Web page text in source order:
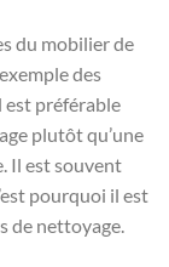
du mobilier de
des
est préférable
plutôt qu’une
Il est souvent
pourquoi il est
de nettoyage.